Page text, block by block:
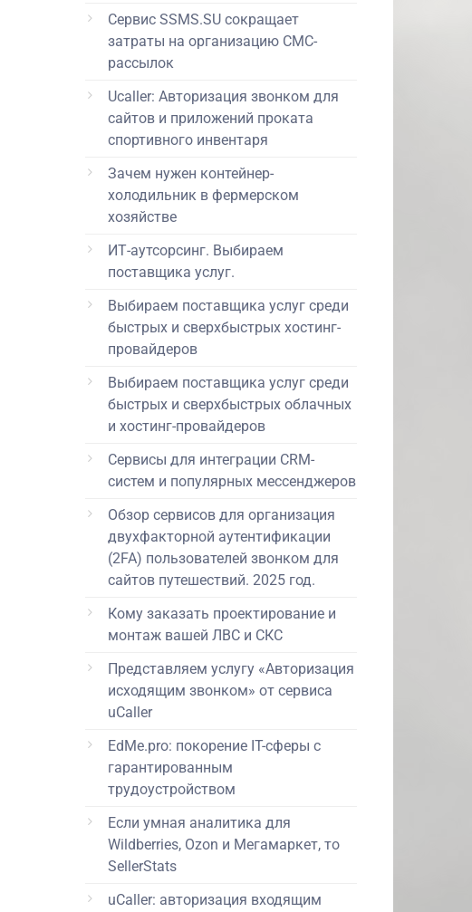
Сервис SSMS.SU сокращает
затраты на организацию СМС-
рассылок
Ucaller: Авторизация звонком для
сайтов и приложений проката
спортивного инвентаря
Зачем нужен контейнер-
холодильник в фермерском
хозяйстве
ИТ-аутсорсинг. Выбираем
поставщика услуг.
Выбираем поставщика услуг среди
быстрых и сверхбыстрых хостинг-
провайдеров
Выбираем поставщика услуг среди
быстрых и сверхбыстрых облачных
и хостинг-провайдеров
Сервисы для интеграции CRM-
систем и популярных мессенджеров
Обзор сервисов для организация
двухфакторной аутентификации
(2FA) пользователей звонком для
сайтов путешествий. 2025 год.
Кому заказать проектирование и
монтаж вашей ЛВС и СКС
Представляем услугу «Авторизация
исходящим звонком» от сервиса
uCaller
EdMe.pro: покорение IT-сферы с
гарантированным
трудоустройством
Если умная аналитика для
Wildberries, Ozon и Мегамаркет, то
SellerStats
uCaller: авторизация входящим